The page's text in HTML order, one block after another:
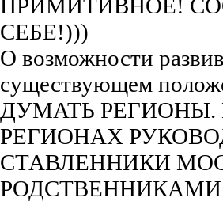
ПРИМИТИВНОЕ!
СЕБЕ!)))
О возможности
существующем
ДУМАТЬ РЕГИОНЫ.
РЕГИОНАХ
СТАВЛЕННИКИ